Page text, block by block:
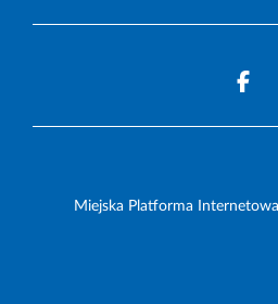
Miejska Platforma